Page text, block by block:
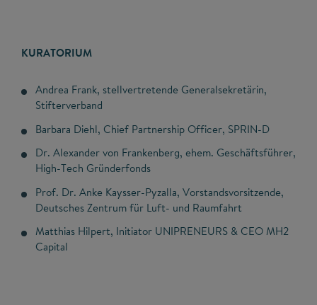
KURATORIUM
Andrea Frank, stellvertretende Generalsekretärin,
Stifterverband
Barbara Diehl, Chief Partnership Officer, SPRIN-D
Dr. Alexander von Frankenberg, ehem. Geschäftsführer,
High-Tech Gründerfonds
Prof. Dr. Anke Kaysser-Pyzalla, Vorstandsvorsitzende,
Deutsches Zentrum für Luft- und Raumfahrt
Matthias Hilpert, Initiator UNIPRENEURS & CEO MH2
Capital